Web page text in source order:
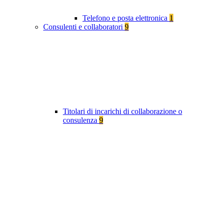
Telefono e posta elettronica 1
Consulenti e collaboratori 9
Titolari di incarichi di collaborazione o
consulenza 9